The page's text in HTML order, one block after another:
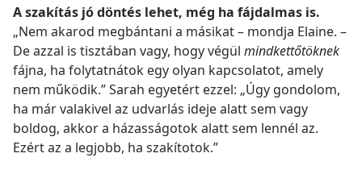
A szakítás jó döntés lehet, még ha fájdalmas is.
„Nem akarod megbántani a másikat – mondja Elaine. –
De azzal is tisztában vagy, hogy végül mindkettőtöknek
fájna, ha folytatnátok egy olyan kapcsolatot, amely
nem működik.” Sarah egyetért ezzel: „Úgy gondolom,
ha már valakivel az udvarlás ideje alatt sem vagy
boldog, akkor a házasságotok alatt sem lennél az.
Ezért az a legjobb, ha szakítotok.”